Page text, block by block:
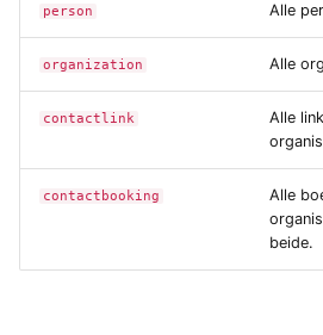
Yesplan 1.19, mei 2016
Yesplan 1.17, mrt 2015
person Alle
organization Alle
contactlink
Alle
contactbooking
Alle
beide.